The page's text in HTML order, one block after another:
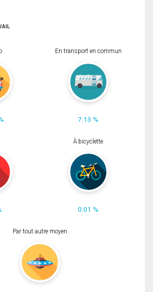
En transport en commun
7.13 %
À bicyclette
0.01 %
Par tout autre moyen